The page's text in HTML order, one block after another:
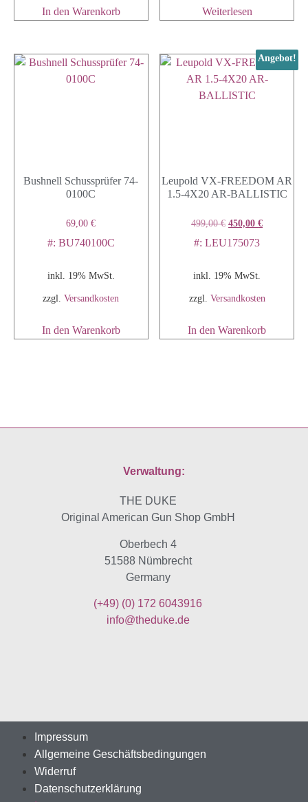
In den Warenkorb Weiterlesen
Bushnell Schussprüfer 74-
0100C
69,00€
#: BU740100C
inkl. 19% MwSt.
zzgl.Versandkosten
In den Warenkorb
Angebot!
Leupold VX-FREEDOM AR
1.5-4X20 AR-BALLISTIC
499,00€ 450,00€
#: LEU175073
inkl. 19% MwSt.
zzgl. Versandkosten
In den Warenkorb
Verwaltung:
THE DUKE
Original American Gun Shop GmbH
Oberbech 4
51588 Nümbrecht
Germany
(+49) (0) 172 6043916
info@theduke.de
Impressum
Allgemeine Geschäftsbedingungen
Widerruf
Datenschutzerklärung